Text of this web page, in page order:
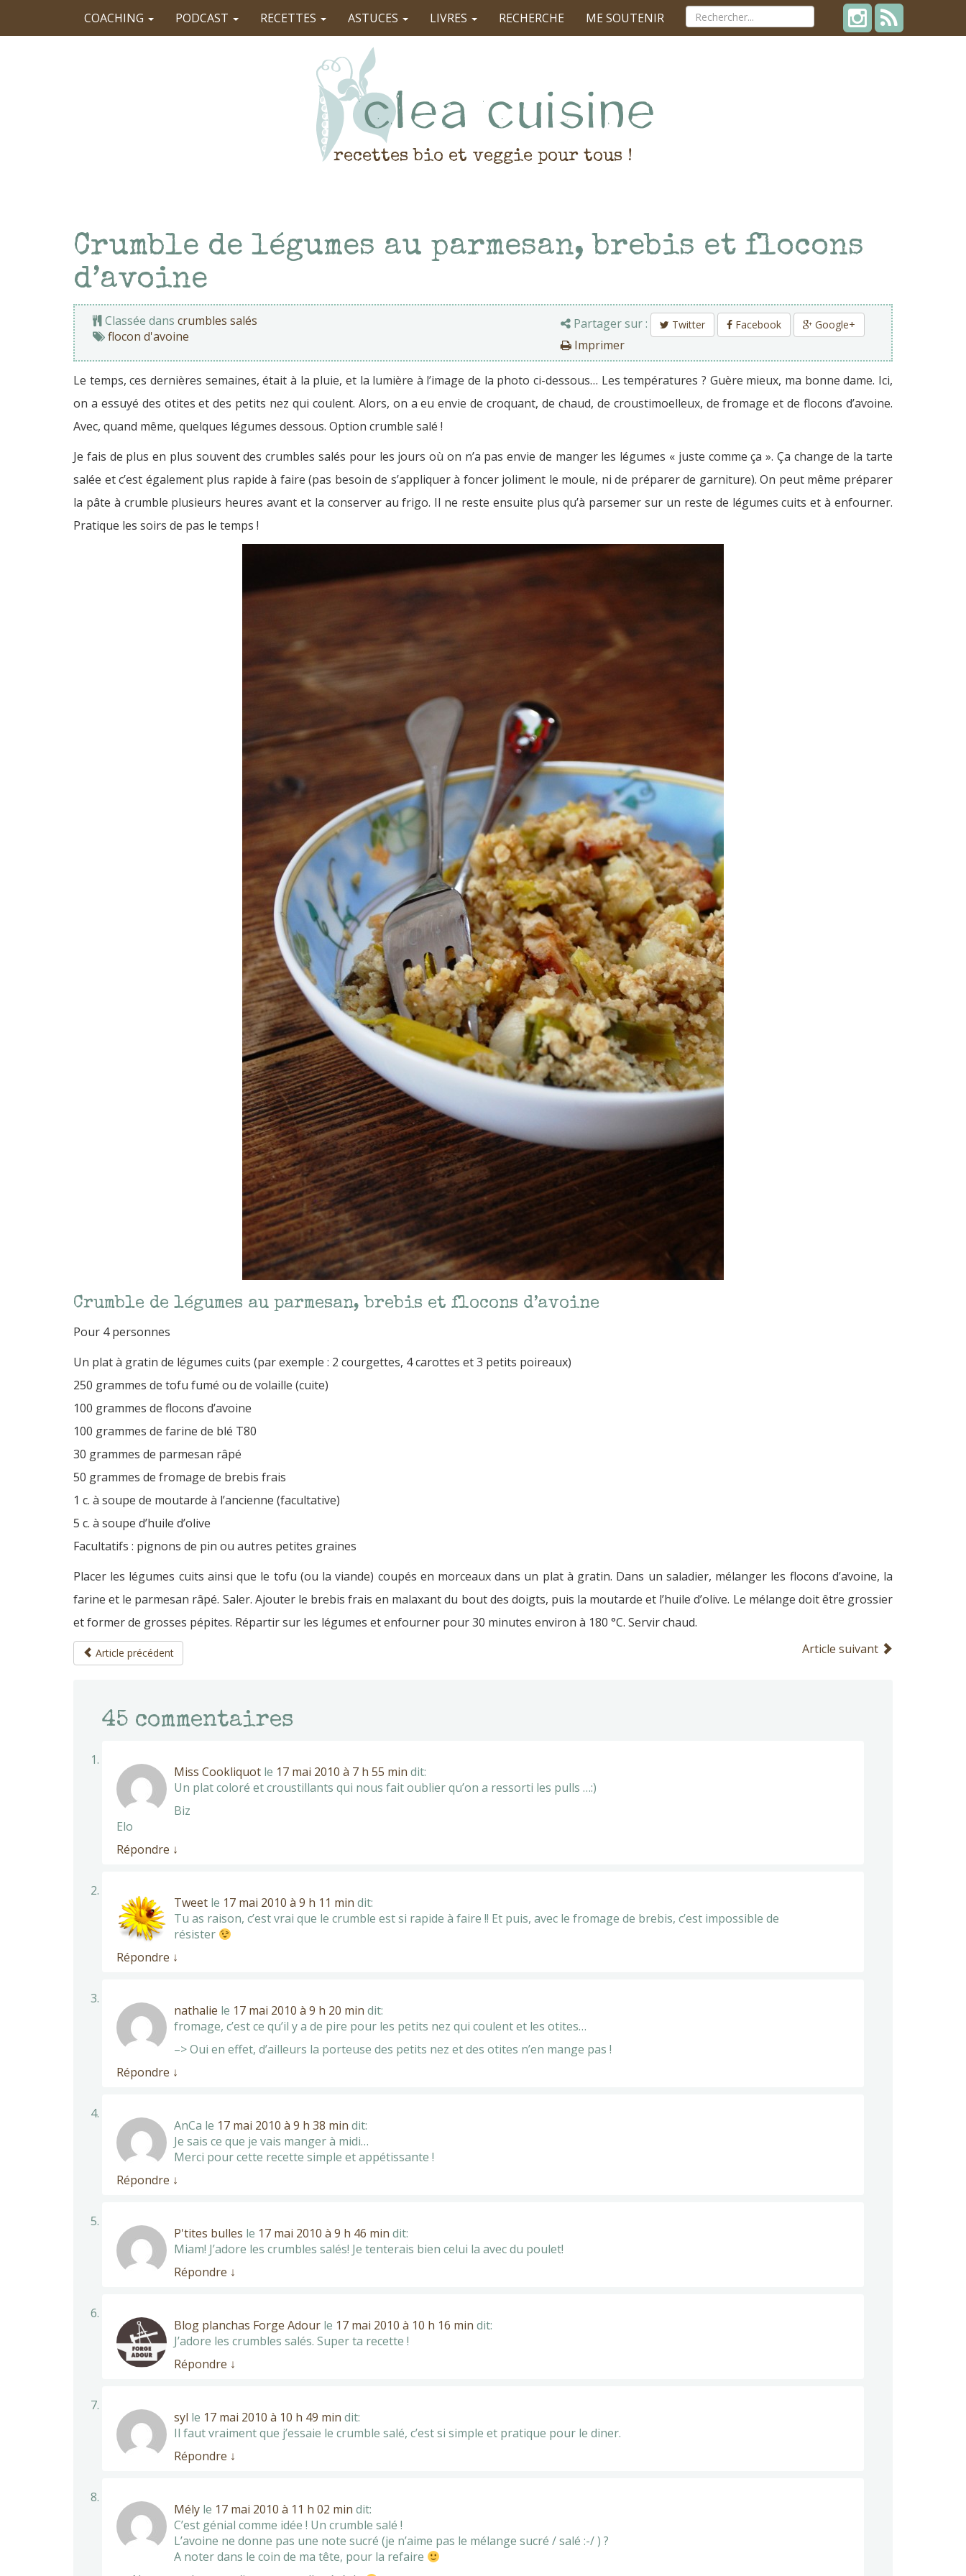
COACHING PODCAST RECETTES ASTUCES LIVRES RECHERCHE ME SOUTENIR
recettes bio et veggie pour tous !
Crumble de légumes au parmesan, brebis et flocons
d’avoine
Classée dans crumbles salés
flocon d'avoine
Partager sur : Twitter Facebook Google+
Imprimer
Le temps, ces dernières semaines, était à la pluie, et la lumière à l’image de la photo ci-dessous… Les températures ? Guère mieux, ma bonne dame. Ici,
on a essuyé des otites et des petits nez qui coulent. Alors, on a eu envie de croquant, de chaud, de croustimoelleux, de fromage et de flocons d’avoine.
Avec, quand même, quelques légumes dessous. Option crumble salé !
Je fais de plus en plus souvent des crumbles salés pour les jours où on n’a pas envie de manger les légumes « juste comme ça ». Ça change de la tarte
salée et c’est également plus rapide à faire (pas besoin de s’appliquer à foncer joliment le moule, ni de préparer de garniture). On peut même préparer
la pâte à crumble plusieurs heures avant et la conserver au frigo. Il ne reste ensuite plus qu’à parsemer sur un reste de légumes cuits et à enfourner.
Pratique les soirs de pas le temps !
Crumble de légumes au parmesan, brebis et flocons d’avoine
Pour 4 personnes
Un plat à gratin de légumes cuits (par exemple : 2 courgettes, 4 carottes et 3 petits poireaux)
250 grammes de tofu fumé ou de volaille (cuite)
100 grammes de flocons d’avoine
100 grammes de farine de blé T80
30 grammes de parmesan râpé
50 grammes de fromage de brebis frais
1 c. à soupe de moutarde à l’ancienne (facultative)
5 c. à soupe d’huile d’olive
Facultatifs : pignons de pin ou autres petites graines
Placer les légumes cuits ainsi que le tofu (ou la viande) coupés en morceaux dans un plat à gratin. Dans un saladier, mélanger les flocons d’avoine, la
farine et le parmesan râpé. Saler. Ajouter le brebis frais en malaxant du bout des doigts, puis la moutarde et l’huile d’olive. Le mélange doit être grossier
et former de grosses pépites. Répartir sur les légumes et enfourner pour 30 minutes environ à 180 °C. Servir chaud.
Article précédent Article suivant
45 commentaires
Miss Cookliquot le 17 mai 2010 à 7 h 55 min dit:
Un plat coloré et croustillants qui nous fait oublier qu’on a ressorti les pulls …:)
Biz
Elo
Répondre ↓
Tweet le 17 mai 2010 à 9 h 11 min dit:
Tu as raison, c’est vrai que le crumble est si rapide à faire !! Et puis, avec le fromage de brebis, c’est impossible de
résister
Répondre ↓
nathalie le 17 mai 2010 à 9 h 20 min dit:
fromage, c’est ce qu’il y a de pire pour les petits nez qui coulent et les otites…
–> Oui en effet, d’ailleurs la porteuse des petits nez et des otites n’en mange pas !
Répondre ↓
AnCa le 17 mai 2010 à 9 h 38 min dit:
Je sais ce que je vais manger à midi…
Merci pour cette recette simple et appétissante !
Répondre ↓
P'tites bulles le 17 mai 2010 à 9 h 46 min dit:
Miam! J’adore les crumbles salés! Je tenterais bien celui la avec du poulet!
Répondre ↓
Blog planchas Forge Adour le 17 mai 2010 à 10 h 16 min dit:
J’adore les crumbles salés. Super ta recette !
Répondre ↓
syl le 17 mai 2010 à 10 h 49 min dit:
Il faut vraiment que j’essaie le crumble salé, c’est si simple et pratique pour le diner.
Répondre ↓
Mély le 17 mai 2010 à 11 h 02 min dit:
C’est génial comme idée ! Un crumble salé !
L’avoine ne donne pas une note sucré (je n’aime pas le mélange sucré / salé :-/ ) ?
A noter dans le coin de ma tête, pour la refaire